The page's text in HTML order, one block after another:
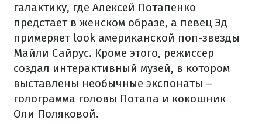
галактику, где Алексей Потапенко
предстает в женском образе, а певец Эд
примеряет look американской поп-звезды
Майли Сайрус. Кроме этого, режиссер
создал интерактивный музей, в котором
выставлены необычные экспонаты –
голограмма головы Потапа и кокошник
Оли Поляковой.